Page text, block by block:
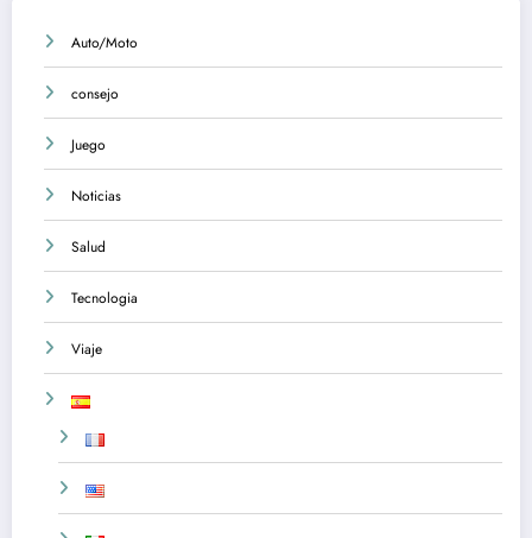
Auto/Moto
consejo
Juego
Noticias
Salud
Tecnologia
Viaje